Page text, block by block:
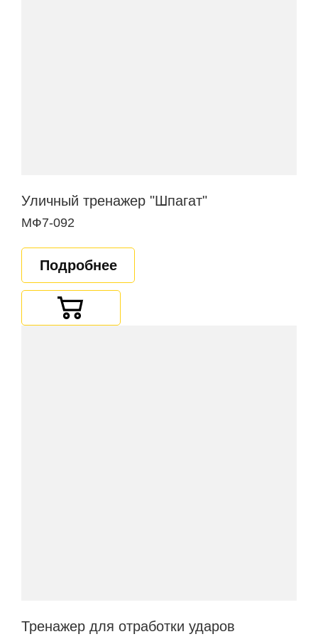
Уличный тренажер "Шпагат"
МФ7-092
Подробнее
Тренажер для отработки ударов